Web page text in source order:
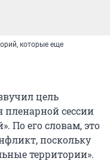
которые еще
цель
пленарной сессии
По его словам, это
поскольку
территории».